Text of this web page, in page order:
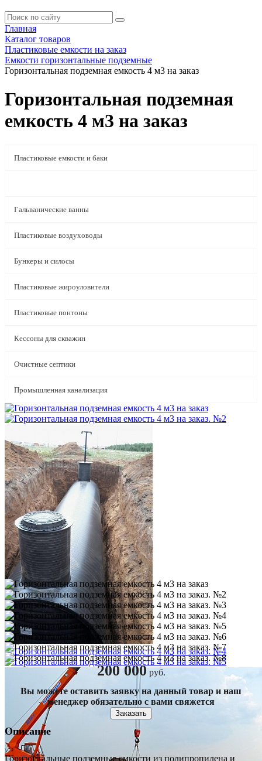
Главная
Каталог товаров
Пластиковые емкости на заказ
Емкости горизонтальные подземные
Горизонтальная подземная емкость 4 м3 на заказ
Горизонтальная подземная
емкость 4 м3 на заказ
Пластиковые емкости и баки
Гальванические ванны
Пластиковые воздуховоды
Бункеры и силосы
Пластиковые жироуловители
Пластиковые понтоны
Кессоны для скважин
Очистные септики
Промышленная канализация
200 000 руб.
Вы можете оставить заявку на данный товар и наш
менеджер обязательно с вами свяжется
Заказать
Описание
Горизонтальные подземные емкости из полипропилена и